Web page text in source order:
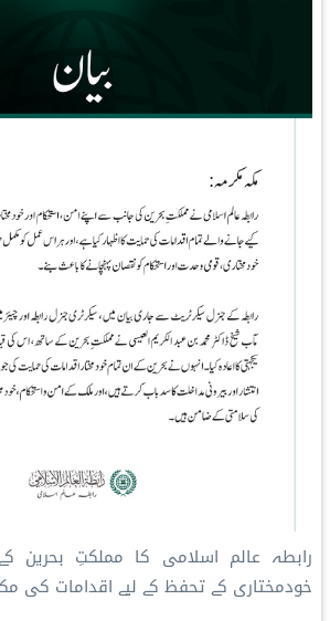
رابطہ عالم اسلامی کا مملکتِ بحرین
خودمختاری کے تحفظ کے لیے اقدامات کی